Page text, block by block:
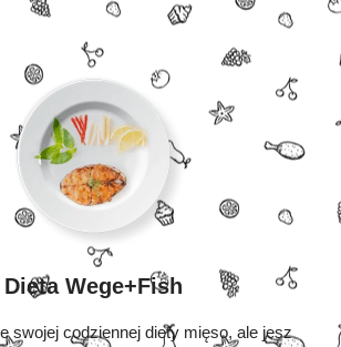
Dieta Wege+Fish
swojej codziennej diety mięso, ale jesz